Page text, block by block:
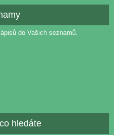
do Vašich seznamů.
hledáte